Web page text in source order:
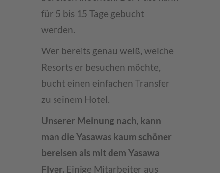
für 5 bis 15 Tage gebucht
werden.
Wer bereits genau weiß, welche
Resorts er besuchen möchte,
bucht einen einfachen Transfer
zu seinem Hotel.
Unserer Meinung nach, kann
man die Yasawas kaum schöner
bereisen als mit dem Yasawa
Flyer. Einige Mitarbeiter aus